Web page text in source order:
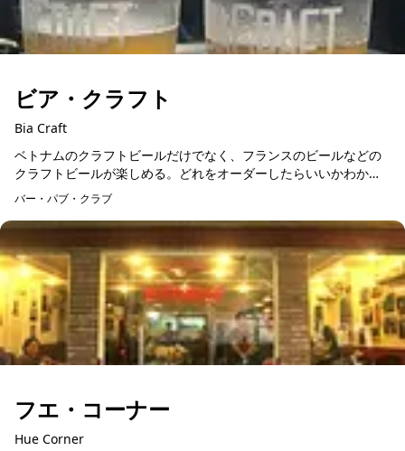
ビア・クラフト
Bia Craft
ベトナムのクラフトビールだけでなく、フランスのビールなどの
クラフトビールが楽しめる。どれをオーダーしたらいいかわから
ない場合は、お店の人に好みを伝えるとおすすめのビールを教え
てもらえます。また、...
バー・パブ・クラブ
フエ・コーナー
Hue Corner